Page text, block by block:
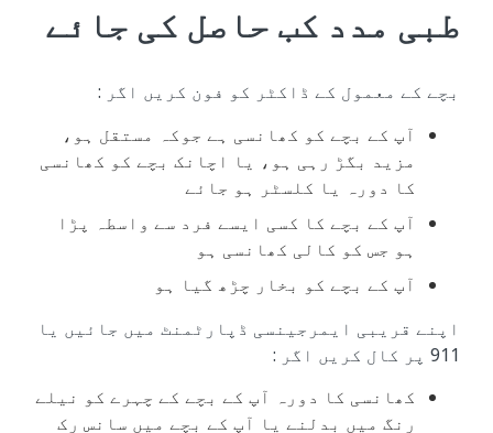
طبی مدد کب حاصل کی جائے
بچے کے معمول کے ڈاکٹر کو فون کریں اگر :
آپ کے بچے کو کھانسی ہے جوکہ مستقل ہو،
مزید بگڑ رہی ہو، یا اچانک بچے کو کھانسی
کا دورہ یا کلسٹر ہو جائے
آپ کے بچے کا کسی ایسے فرد سے واسطہ پڑا
ہو جس کو کالی کھانسی ہو
آپ کے بچے کو بخار چڑھ گیا ہو
اپنے قریبی ایمرجینسی ڈپارٹمنٹ میں جائیں یا
911 پر کال کریں اگر :
کھانسی کا دورہ آپ کے بچے کے چہرے کو نیلے
رنگ میں بدلنے یا آپ کے بچے میں سانس رک